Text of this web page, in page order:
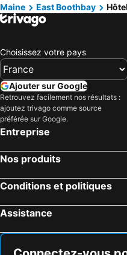
Maine
East Boothbay
Choisissez votre pays
Ajouter sur Google
Retrouvez facilement nos résultats :
ajoutez trivago comme source
préférée sur Google.
Entreprise
Nos produits
Conditions et politiques
Assistance